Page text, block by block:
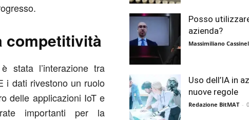
competitività
stata l’interazione tra
i dati rivestono un ruolo
delle applicazioni IoT e
importanti per la
Posso
azienda?
Massimiliano
Uso dell’IA in
nuove regole
Redazione BitMAT -